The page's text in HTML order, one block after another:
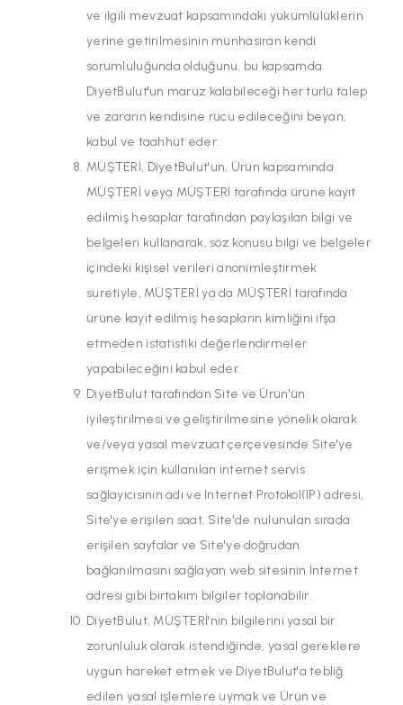
ve ilgili mevzuat kapsamındaki yükümlülüklerin
yerine getirilmesinin münhasıran kendi
sorumluluğunda olduğunu, bu kapsamda
DiyetBulut'un maruz kalabileceği her türlü talep
ve zararın kendisine rücu edileceğini beyan,
kabul ve taahhüt eder.
MÜŞTERİ, DiyetBulut'un, Ürün kapsamında
MÜŞTERİ veya MÜŞTERİ tarafında ürüne kayıt
edilmiş hesaplar tarafından paylaşılan bilgi ve
belgeleri kullanarak, söz konusu bilgi ve belgeler
içindeki kişisel verileri anonimleştirmek
suretiyle, MÜŞTERİ ya da MÜŞTERİ tarafında
ürüne kayıt edilmiş hesapların kimliğini ifşa
etmeden istatistiki değerlendirmeler
yapabileceğini kabul eder.
DiyetBulut tarafından Site ve Ürün'ün
iyileştirilmesi ve geliştirilmesine yönelik olarak
ve/veya yasal mevzuat çerçevesinde Site'ye
erişmek için kullanılan internet servis
sağlayıcısının adı ve Internet Protokol(IP) adresi,
Site'ye erişilen saat, Site'de nulunulan sırada
erişilen sayfalar ve Site'ye doğrudan
bağlanılmasını sağlayan web sitesinin İnternet
adresi gibi birtakım bilgiler toplanabilir.
DiyetBulut, MÜŞTERİ'nin bilgilerini yasal bir
zorunluluk olarak istendiğinde, yasal gereklere
uygun hareket etmek ve DiyetBulut'a tebliğ
edilen yasal işlemlere uymak ve Ürün ve